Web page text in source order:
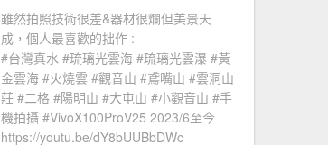
雖然拍照技術很差&器材很爛但美景天
成，個人最喜歡的拙作 :
#台灣真水 #琉璃光雲海​ #琉璃光雲瀑​​ #黃
金雲海 #火燒雲​ #觀音山​ #鳶嘴山 #雲洞山
莊 #二格​ #陽明山​ #大屯山 #小觀音山 #手
機拍攝 #VivoX100ProV25 2023/6至今
https://youtu.be/dY8bUUBbDWc